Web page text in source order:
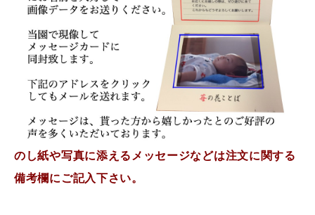
のし紙や写真に添えるメッセージなどは注文に関する
備考欄にご記入下さい。